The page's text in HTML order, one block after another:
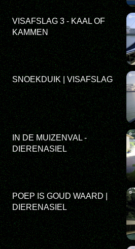
VISAFSLAG 3 - KAAL OF
KAMMEN
SNOEKDUIK | VISAFSLAG
IN DE MUIZENVAL -
DIERENASIEL
POEP IS GOUD WAARD |
DIERENASIEL